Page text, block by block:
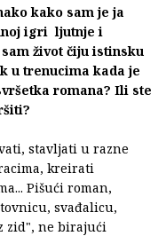
kako sam je ja
igri ljutnje i
život čiju istinsku
u trenucima kada je
romana? Ili ste
stavljati u razne
kreirati
Pišući roman,
svađalicu,
zid", ne birajući